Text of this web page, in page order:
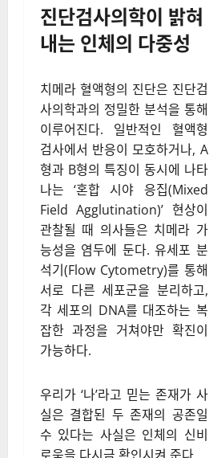
진단검사의학이 밝혀
내는 인체의 다중성
치메라 혈액형의 진단은 진단검
사의학과의 정밀한 분석을 통해
이루어진다. 일반적인 혈액형
검사에서 반응이 모호하거나, A
형과 B형의 특징이 동시에 나타
나는 ‘혼합 시야 응집(Mixed
Field Agglutination)’ 현상이
관찰될 때 의사들은 치메라 가
능성을 염두에 둔다. 유세포 분
석기(Flow Cytometry)를 통해
서로 다른 세포군을 분리하고,
각 세포의 DNA를 대조하는 복
잡한 과정을 거쳐야만 확진이
가능하다.
우리가 ‘나’라고 믿는 존재가 사
실은 결합된 두 존재의 공존일
수 있다는 사실은 인체의 신비